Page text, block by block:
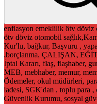
enflasyon emeklilik ötv döviz
ötv döviz otomobil
Kur'lu, bağkur, Başvuru ,
,borçlanma, ÇALIŞAN,
İptal Kararı, flaş, flaşhaber,
MEB, mebhaber, memur,
Ödemeler, okul müdürleri,
iadesi, SGK'dan , toplu para ,
Güvenlik Kurumu, sosyal